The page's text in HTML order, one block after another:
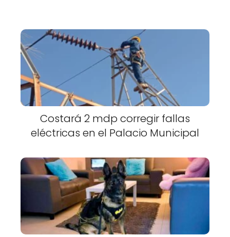
Costará 2 mdp corregir fallas
eléctricas en el Palacio Municipal